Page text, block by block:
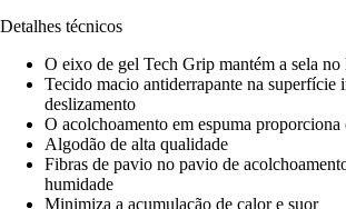
Detalhes técnicos
O eixo de gel Tech Grip mantém a sela no
Tecido macio antiderrapante na superfície
deslizamento
O acolchoamento em espuma
Algodão de alta qualidade
Fibras de pavio no pavio de
humidade
Minimiza a acumulação de calor e suor